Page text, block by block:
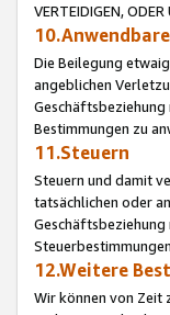
VERTEIDIGEN,
Die Beilegung
angeblichen
Bestimmungen zu
11.Steuern
Steuern und damit
tatsächlichen oder
12.Weitere
Wir können von Zeit